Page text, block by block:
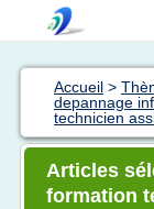
Accueil >
depannage
technicien
Articles
formation